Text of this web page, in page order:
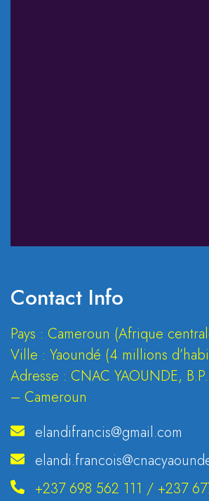
Contact Info
Pays : Cameroun (Afrique
Ville : Yaoundé (4 millions
Adresse : CNAC YAOUNDE,
– Cameroun
elandifrancis@gmail.com
+237 698 562 111 / +237